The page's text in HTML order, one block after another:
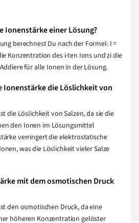
Ionenstärke einer Lösung?
berechnest Du nach der Formel: I =
Konzentration des i-ten Ions und zi die
für alle Ionen in der Lösung.
Ionenstärke die Löslichkeit von
die Löslichkeit von Salzen, da sie die
den Ionen im Lösungsmittel
verringert die elektrostatische
was die Löslichkeit vieler Salze
mit dem osmotischen Druck
den osmotischen Druck, da eine
höheren Konzentration gelöster